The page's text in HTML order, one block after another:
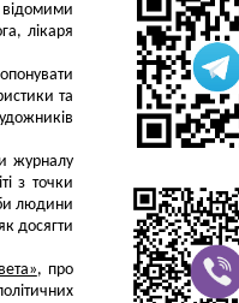
лiкаря
та
журналу
з точки
людини
досягти
, про